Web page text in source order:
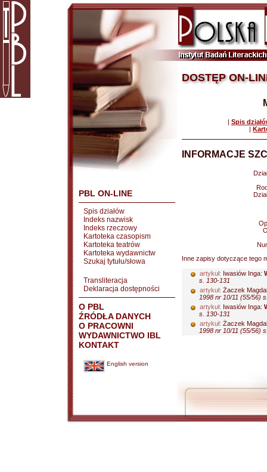
PBL ON-LINE
Spis działów
Indeks nazwisk
Indeks rzeczowy
Kartoteka czasopism
Kartoteka teatrów
Kartoteka wydawnictw
Szukaj tytułu/słowa
Transliteracja
Deklaracja dostępności
O PBL
ŹRÓDŁA DANYCH
O PRACOWNI
WYDAWNICTWO IBL
KONTAKT
English version
DOSTĘP ON-
| Spis
|
INFORMACJE
Inne zapisy dotyczące tego
artykuł: Iwasiów Inga:
s. 130-131
artykuł: Żaczek
1998 nr 10/11 (55/56)
artykuł: Iwasiów Inga:
s. 130-131
artykuł: Żaczek
1998 nr 10/11 (55/56)